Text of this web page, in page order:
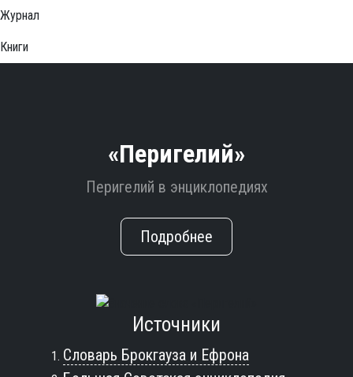
Журнал
Книги
«Перигелий»
Перигелий в энциклопедиях
Подробнее
Источники
Словарь Брокгауза и Ефрона